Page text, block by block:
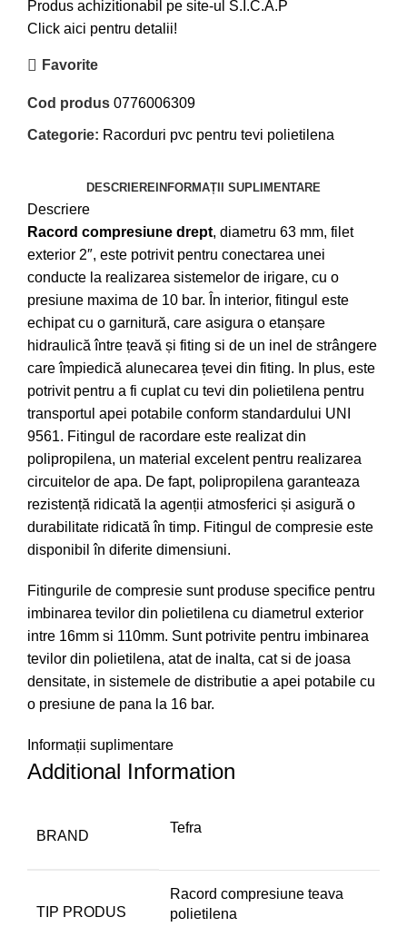
Produs achizitionabil pe site-ul S.I.C.A.P
Click aici pentru detalii!
Favorite
Cod produs 0776006309
Categorie: Racorduri pvc pentru tevi polietilena
DESCRIEREINFORMAȚII SUPLIMENTARE
Descriere
Racord compresiune drept, diametru 63 mm, filet
exterior 2″, este potrivit pentru conectarea unei
conducte la realizarea sistemelor de irigare, cu o
presiune maxima de 10 bar. În interior, fitingul este
echipat cu o garnitură, care asigura o etanșare
hidraulică între țeavă și fiting si de un inel de strângere
care împiedică alunecarea țevei din fiting. In plus, este
potrivit pentru a fi cuplat cu tevi din polietilena pentru
transportul apei potabile conform standardului UNI
9561. Fitingul de racordare este realizat din
polipropilena, un material excelent pentru realizarea
circuitelor de apa. De fapt, polipropilena garanteaza
rezistență ridicată la agenții atmosferici și asigură o
durabilitate ridicată în timp. Fitingul de compresie este
disponibil în diferite dimensiuni.
Fitingurile de compresie sunt produse specifice pentru
imbinarea tevilor din polietilena cu diametrul exterior
intre 16mm si 110mm. Sunt potrivite pentru imbinarea
tevilor din polietilena, atat de inalta, cat si de joasa
densitate, in sistemele de distributie a apei potabile cu
o presiune de pana la 16 bar.
Informații suplimentare
Additional Information
BRAND
Tefra
TIP PRODUS
Racord compresiune teava
polietilena